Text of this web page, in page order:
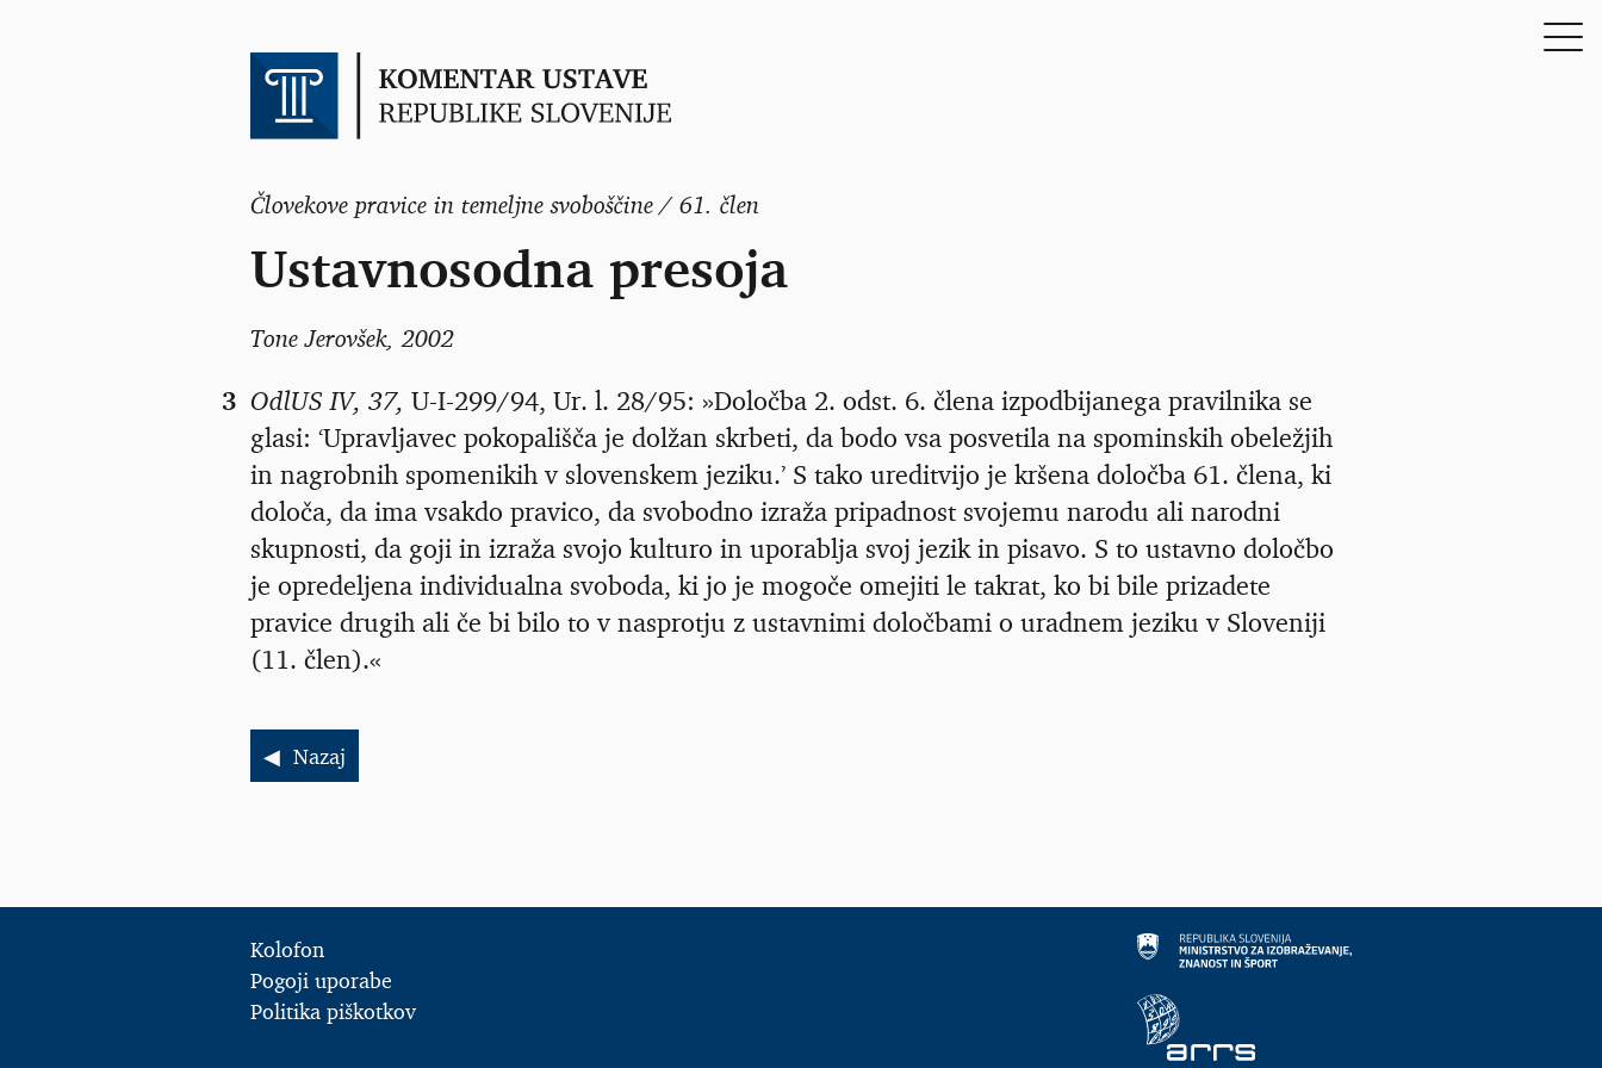
Človekove pravice in temeljne svoboščine / 61. člen
Ustavnosodna presoja
Tone Jerovšek, 2002
3 OdlUS IV, 37, U-I-299/94, Ur. l. 28/95: »Določba 2. odst. 6. člena izpodbijanega pravilnika se
glasi: ‘Upravljavec pokopališča je dolžan skrbeti, da bodo vsa posvetila na spominskih obeležjih
in nagrobnih spomenikih v slovenskem jeziku.’ S tako ureditvijo je kršena določba 61. člena, ki
določa, da ima vsakdo pravico, da svobodno izraža pripadnost svojemu narodu ali narodni
skupnosti, da goji in izraža svojo kulturo in uporablja svoj jezik in pisavo. S to ustavno določbo
je opredeljena individualna svoboda, ki jo je mogoče omejiti le takrat, ko bi bile prizadete
pravice drugih ali če bi bilo to v nasprotju z ustavnimi določbami o uradnem jeziku v Sloveniji
(11. člen).«
Nazaj
Kolofon
Pogoji uporabe
Politika piškotkov